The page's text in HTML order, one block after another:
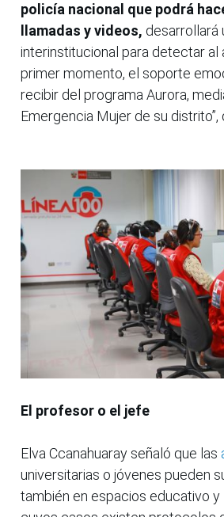
policía nacional que podrá
llamadas y videos, desarrollará
interinstitucional para detectar al
primer momento, el soporte
recibir del programa Aurora,
Emergencia Mujer de su distrito”,
El profesor o el jefe
Elva Ccanahuaray señaló que las
universitarias o jóvenes pueden
también en espacios educativo y